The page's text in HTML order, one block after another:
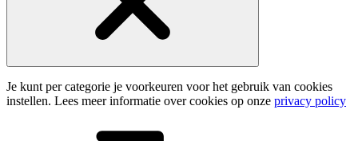
Je kunt per categorie je voorkeuren voor het gebruik van cookies
instellen. Lees meer informatie over cookies op onze privacy policy